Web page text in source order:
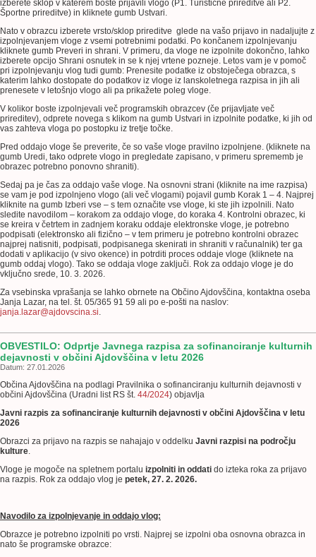
izberete sklop v katerem boste prijavili vlogo (P1. Turistične prireditve ali P2.
Športne prireditve) in kliknete gumb Ustvari.
Nato v obrazcu izberete vrsto/sklop prireditve glede na vašo prijavo in nadaljujte z
izpolnjevanjem vloge z vsemi potrebnimi podatki. Po končanem izpolnjevanju
kliknete gumb Preveri in shrani. V primeru, da vloge ne izpolnite dokončno, lahko
izberete opcijo Shrani osnutek in se k njej vrtene pozneje. Letos vam je v pomoč
pri izpolnjevanju vlog tudi gumb: Prenesite podatke iz obstoječega obrazca, s
katerim lahko dostopate do podatkov iz vloge iz lanskoletnega razpisa in jih ali
prenesete v letošnjo vlogo ali pa prikažete poleg vloge.
V kolikor boste izpolnjevali več programskih obrazcev (če prijavljate več
prireditev), odprete novega s klikom na gumb Ustvari in izpolnite podatke, ki jih od
vas zahteva vloga po postopku iz tretje točke.
Pred oddajo vloge še preverite, če so vaše vloge pravilno izpolnjene. (kliknete na
gumb Uredi, tako odprete vlogo in pregledate zapisano, v primeru sprememb je
obrazec potrebno ponovno shraniti).
Sedaj pa je čas za oddajo vaše vloge. Na osnovni strani (kliknite na ime razpisa)
se vam je pod izpolnjeno vlogo (ali več vlogami) pojavil gumb Korak 1 – 4. Najprej
kliknite na gumb Izberi vse – s tem označite vse vloge, ki ste jih izpolnili. Nato
sledite navodilom – korakom za oddajo vloge, do koraka 4. Kontrolni obrazec, ki
se kreira v četrtem in zadnjem koraku oddaje elektronske vloge, je potrebno
podpisati (elektronsko ali fizično – v tem primeru je potrebno kontrolni obrazec
najprej natisniti, podpisati, podpisanega skenirati in shraniti v računalnik) ter ga
dodati v aplikacijo (v sivo okence) in potrditi proces oddaje vloge (kliknete na
gumb oddaj vlogo). Tako se oddaja vloge zaključi. Rok za oddajo vloge je do
vključno srede, 10. 3. 2026.
Za vsebinska vprašanja se lahko obrnete na Občino Ajdovščina, kontaktna oseba
Janja Lazar, na tel. št. 05/365 91 59 ali po e-pošti na naslov:
janja.lazar@ajdovscina.si.
OBVESTILO: Odprtje Javnega razpisa za sofinanciranje kulturnih
dejavnosti v občini Ajdovščina v letu 2026
Datum: 27.01.2026
Občina Ajdovščina na podlagi Pravilnika o sofinanciranju kulturnih dejavnosti v
občini Ajdovščina (Uradni list RS št. 44/2024) objavlja
Javni razpis za sofinanciranje kulturnih dejavnosti v občini Ajdovščina v letu
2026
Obrazci za prijavo na razpis se nahajajo v oddelku Javni razpisi na področju
kulture.
Vloge je mogoče na spletnem portalu izpolniti in oddati do izteka roka za prijavo
na razpis. Rok za oddajo vlog je petek, 27. 2. 2026.
Navodilo za izpolnjevanje in oddajo vlog:
Obrazce je potrebno izpolniti po vrsti. Najprej se izpolni oba osnovna obrazca in
nato še programske obrazce: